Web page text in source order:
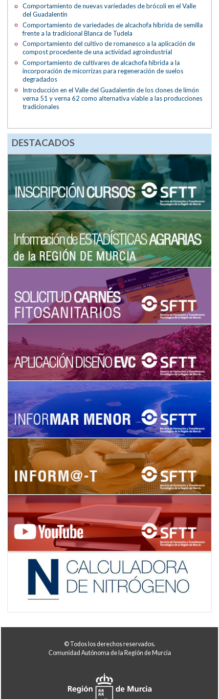
Comportamiento de nuevas variedades de brócoli en el Valle
del Guadalentín
Comportamiento de variedades de alcachofa híbrida de semilla
frente a la tradicional Blanca de Tudela
Comportamiento del cultivo de romanesco a la aplicación de
compost procedente de una actividad agroindustrial
Comportamiento de cultivares de alcachofa híbrida a la
incorporación de micorrizas para regeneración de suelos
degradados
Introducción en el Valle del Guadalentín de los clones de limón
verna 51 y verna 62 como alternativa viable a las producciones
tradicionales
DESTACADOS
© Todos los derechos reservados.
Comunidad Autónoma de la Región de Murcia